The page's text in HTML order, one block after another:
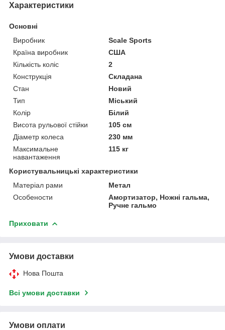
Характеристики
Основні
Виробник
Scale Sports
Країна виробник
США
Кількість коліс
2
Конструкція
Складана
Стан
Новий
Тип
Міський
Колір
Білий
Висота рульової стійки
105 см
Діаметр колеса
230 мм
Максимальне
навантаження
115 кг
Користувальницькі характеристики
Матеріал рами
Метал
Особености
Амортизатор, Ножні гальма,
Ручне гальмо
Приховати
Умови доставки
Нова Пошта
Всі умови доставки
Умови оплати